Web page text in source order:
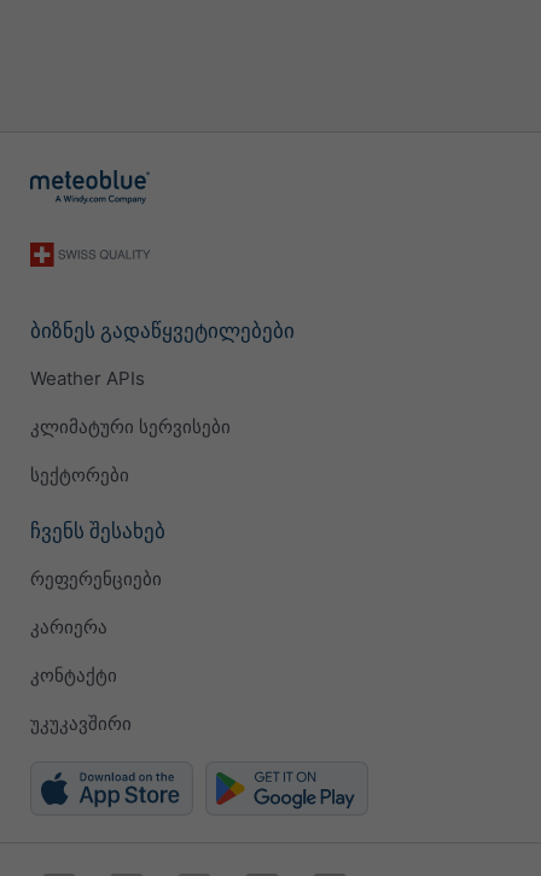
ბიზნეს გადაწყვეტილებები
Weather APIs
კლიმატური სერვისები
სექტორები
ჩვენს შესახებ
რეფერენციები
კარიერა
კონტაქტი
უკუკავშირი